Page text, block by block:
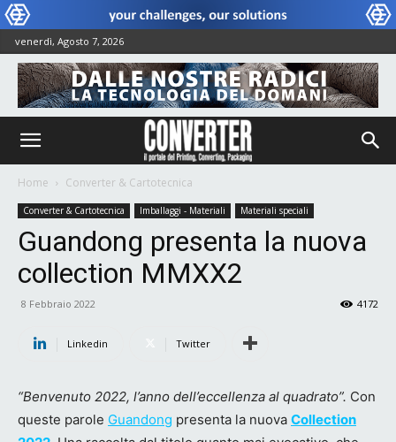
venerdì, Agosto 7, 2026
Home Converter & Cartotecnica
Converter & Cartotecnica Imballaggi - Materiali Materiali speciali
Guandong presenta la nuova
collection MMXX2
8 Febbraio 2022 4172
Linkedin Twitter
“Benvenuto 2022, l’anno dell’eccellenza al quadrato”. Con
queste parole Guandong presenta la nuova Collection